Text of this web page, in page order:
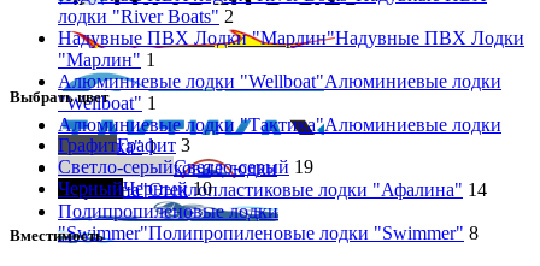
лодки "River Boats" 2
Надувные ПВХ Лодки "Марлин"Надувные ПВХ Лодки
"Марлин" 1
Алюминиевые лодки "Wellboat"Алюминиевые лодки
"Wellboat" 1
Алюминиевые лодки "Тактика"Алюминиевые лодки
"Тактика" 1
Стеклопластиковые лодки
"Афалина"Стеклопластиковые лодки "Афалина" 14
Полипропиленовые лодки
"Swimmer"Полипропиленовые лодки "Swimmer" 8
Выбрать цвет
ГрафитГрафит 3
Светло-серыйСветло-серый 19
ЧерныйЧерный 10
Вместимость